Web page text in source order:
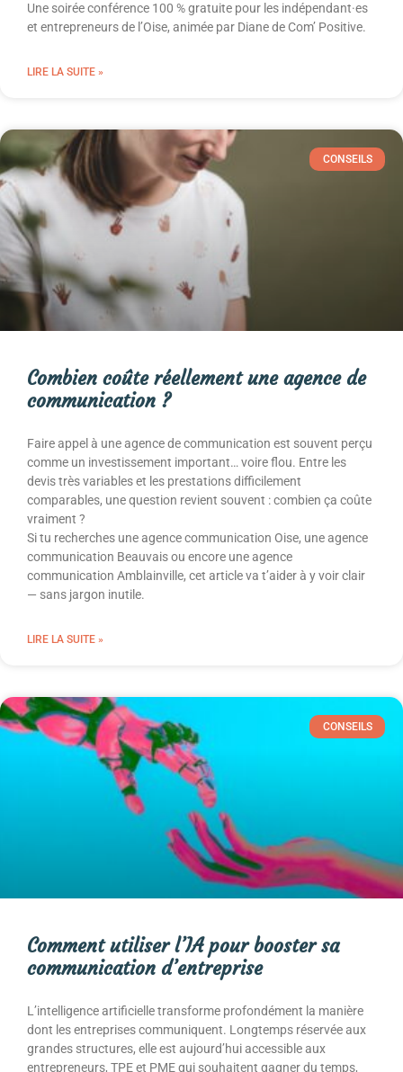
Une soirée conférence 100 % gratuite pour les indépendant·es
et entrepreneurs de l’Oise, animée par Diane de Com’ Positive.
LIRE LA SUITE »
CONSEILS
Combien coûte réellement une agence de
communication ?
Faire appel à une agence de communication est souvent perçu
comme un investissement important… voire flou. Entre les
devis très variables et les prestations difficilement
comparables, une question revient souvent : combien ça coûte
vraiment ?
Si tu recherches une agence communication Oise, une agence
communication Beauvais ou encore une agence
communication Amblainville, cet article va t’aider à y voir clair
— sans jargon inutile.
LIRE LA SUITE »
CONSEILS
Comment utiliser l’IA pour booster sa
communication d’entreprise
L’intelligence artificielle transforme profondément la manière
dont les entreprises communiquent. Longtemps réservée aux
grandes structures, elle est aujourd’hui accessible aux
entrepreneurs, TPE et PME qui souhaitent gagner du temps,